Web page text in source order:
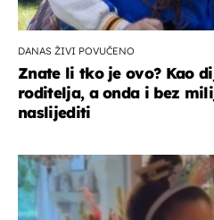
DANAS ŽIVI POVUČENO
Znate li tko je ovo? Kao
roditelja, a onda i bez
naslijediti